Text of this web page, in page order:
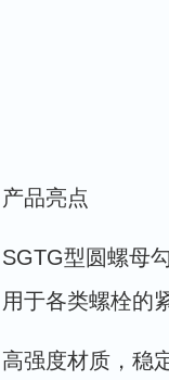
产品亮点
SGTG型圆螺母
用于各类螺栓的
高强度材质，稳